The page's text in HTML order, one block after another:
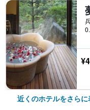
近くのホテルをさらに